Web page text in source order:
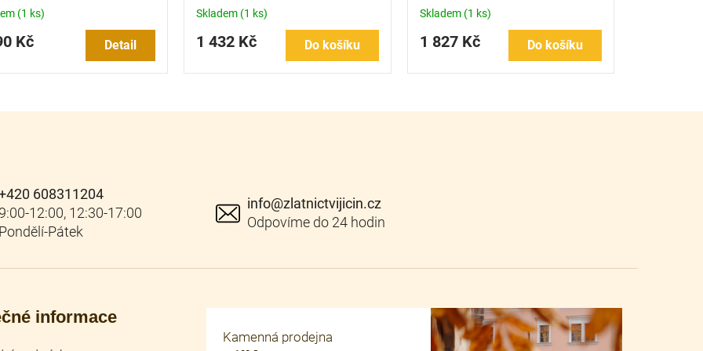
(1 ks)
Kč Detail
Skladem (1 ks)
1 432 Kč Do košíku
Skladem (1 ks)
1 827 Kč Do košíku
info@zlatnictvijicin.cz
608311204
informace
Kamenná prodejna